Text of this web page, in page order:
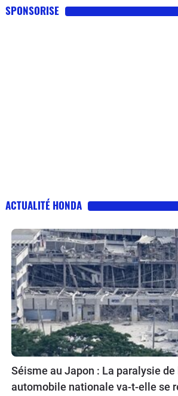
SPONSORISE
ACTUALITÉ HONDA
Séisme au Japon : La paralysie
automobile nationale va-t-elle se